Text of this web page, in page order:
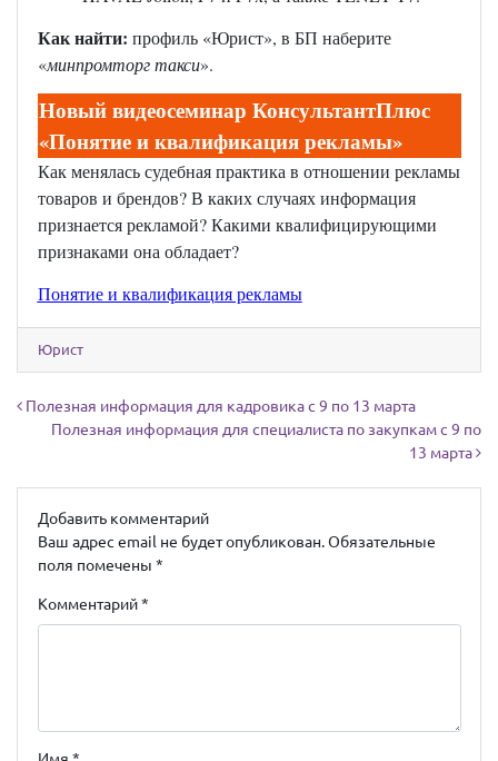
Как найти: профиль «Юрист», в БП наберите
«минпромторг такси».
Новый видеосеминар КонсультантПлюс
«Понятие и квалификация рекламы»
Как менялась судебная практика в отношении рекламы
товаров и брендов? В каких случаях информация
признается рекламой? Какими квалифицирующими
признаками она обладает?
Понятие и квалификация рекламы
Юрист
Навигация по записям
Полезная информация для кадровика с 9 по 13 марта
Полезная информация для специалиста по закупкам с 9 по
13 марта
Добавить комментарий
Ваш адрес email не будет опубликован. Обязательные
поля помечены *
Комментарий*